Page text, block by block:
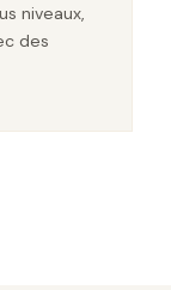
niveaux,
des